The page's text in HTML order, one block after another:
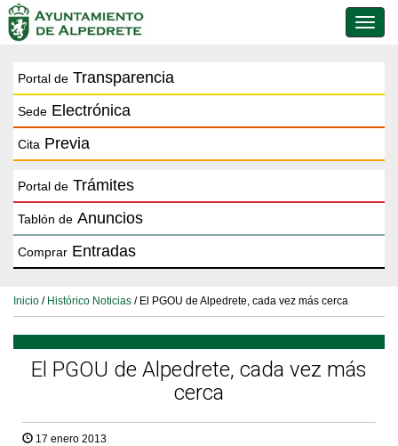
de
Portal de Transparencia
Sede Electrónica
Cita Previa
Portal de Trámites
Tablón de Anuncios
Comprar Entradas
Inicio / Histórico Noticias / El PGOU de Alpedrete, cada vez más cerca
El PGOU de Alpedrete, cada vez más
cerca
17 enero 2013